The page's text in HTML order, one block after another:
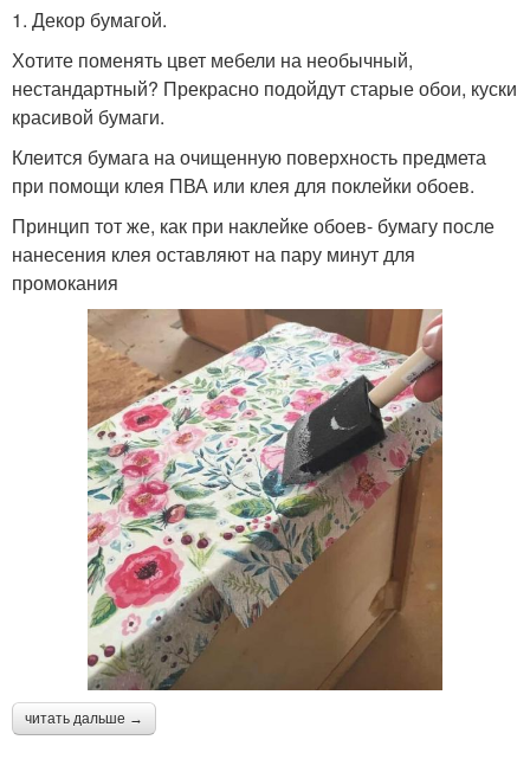
1. Декор бумагой.
Хотите поменять цвет мебели на необычный,
нестандартный? Прекрасно подойдут старые обои, куски
красивой бумаги.
Клеится бумага на очищенную поверхность предмета
при помощи клея ПВА или клея для поклейки обоев.
Принцип тот же, как при наклейке обоев- бумагу после
нанесения клея оставляют на пару минут для
промокания
читать дальше →